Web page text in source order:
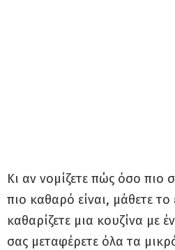
Κι αν νομίζετε πώς όσο πιο
πιο καθαρό είναι, μάθετε
καθαρίζετε μια κουζίνα με
σας μεταφέρετε όλα τα